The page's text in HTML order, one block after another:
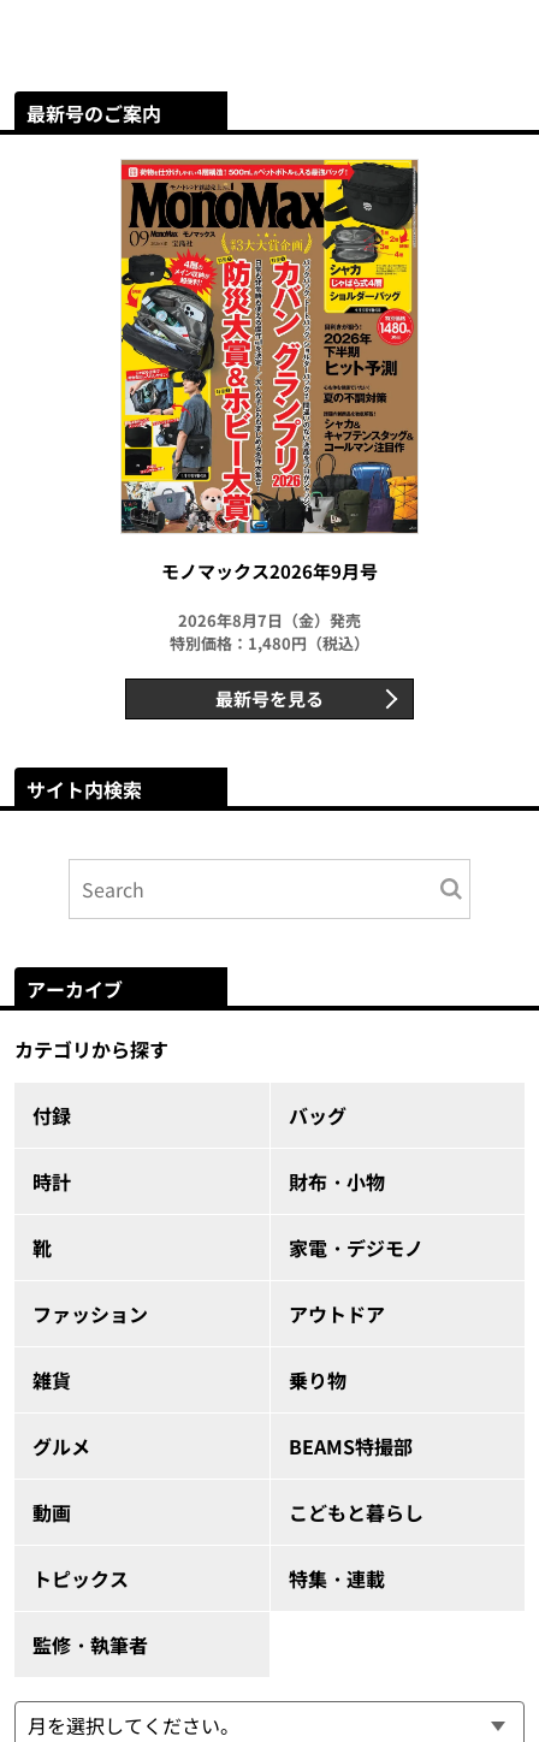
最新号のご案内
モノマックス2026年9月号
2026年8月7日（金）発売
特別価格：1,480円（税込）
最新号を見る
サイト内検索
アーカイブ
カテゴリから探す
付録 バッグ
時計 財布・小物
靴 家電・デジモノ
ファッション アウトドア
雑貨 乗り物
グルメ BEAMS特撮部
動画 こどもと暮らし
トピックス 特集・連載
監修・執筆者